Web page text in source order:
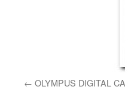
OLYMPUS DIGITAL